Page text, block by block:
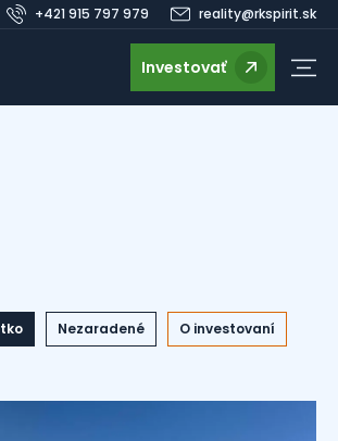
+421 915 797 979 reality@rkspirit.sk
Investovať
Nezaradené O investovaní